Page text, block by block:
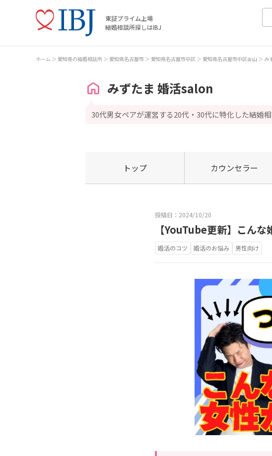
東証プライム上場
結婚相談所探しはIBJ
ホーム 愛知県の結婚相談所 愛知県名古屋市 愛知県名古屋市中区 愛知県名古屋市中区金山 み
みずたま 婚活salon
30代男女ペアが運営する20代・30代に特化した結婚
トップ カウンセラー
投稿日：2024/10/20
【YouTube更新】こん
婚活のコツ 婚活のお悩み 男性向け